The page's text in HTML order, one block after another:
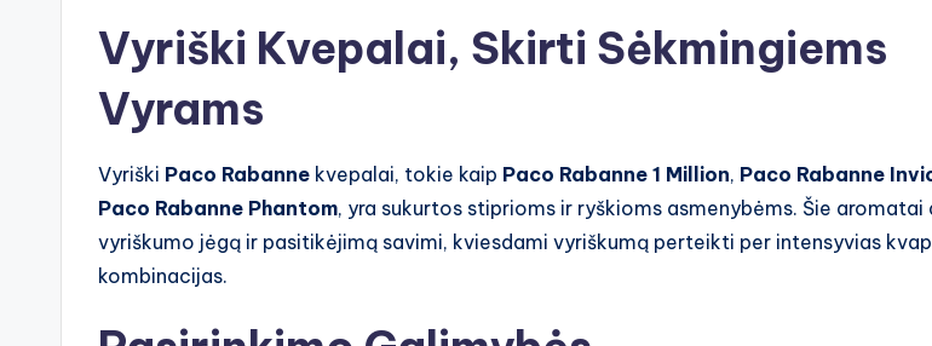
Vyriški Kvepalai, Skirti Sėkmingiems
Vyrams
Vyriški Paco Rabanne kvepalai, tokie kaip Paco Rabanne 1 Million, Paco Rabanne
Paco Rabanne Phantom, yra sukurtos stiprioms ir ryškioms asmenybėms. Šie aromatai
vyriškumo jėgą ir pasitikėjimą savimi, kviesdami vyriškumą perteikti per intensyvias
kombinacijas.